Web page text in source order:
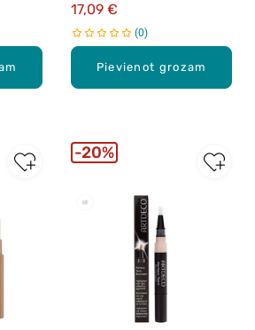
Pievienot grozam
17,09 €
0
20%